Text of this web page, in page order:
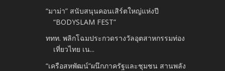
“มาม่า” สนับสนุนคอนเสิร์ตใหญ่แห่งปี
“BODYSLAM FEST”
ททท. พลิกโฉมประกวดรางวัลอุตสาหกรรมท่อง
เที่ยวไทย เน...
“เครือสหพัฒน์”ผนึกภาครัฐและชุมชน สานพลัง